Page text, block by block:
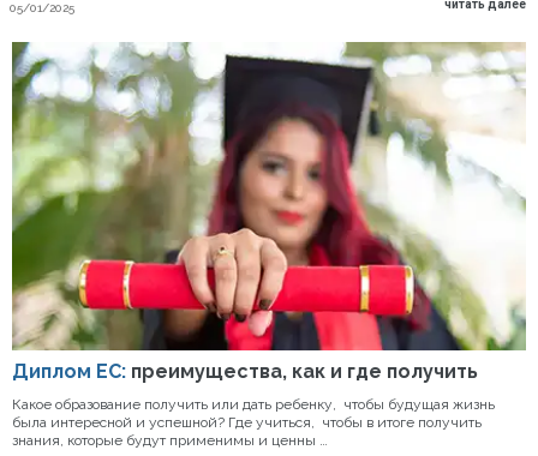
05/01/2025 читать далее
Диплом ЕС: преимущества, как и где получить
Какое образование получить или дать ребенку, чтобы будущая жизнь
была интересной и успешной? Где учиться, чтобы в итоге получить
знания, которые будут применимы и ценны …